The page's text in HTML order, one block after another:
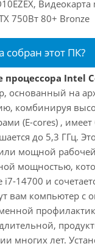
Видеокарта
750Вт 80+ Bronze
собран этот ПК?
Intel
основанный на
комбинируя
(E-cores) , имеет
до 5,3 ГГц.
мощной
мощностью,
14700 и
вам компьютер с
многих лет.